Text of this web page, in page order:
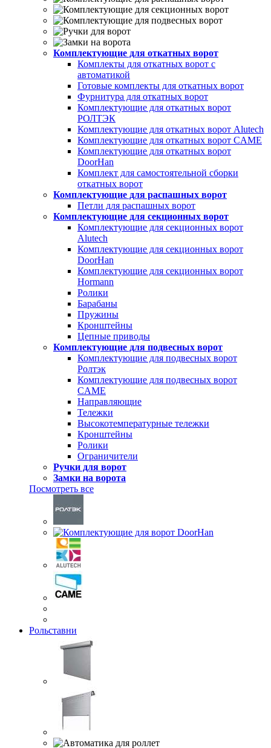
Комплектующие для откатных ворот
Комплекты для откатных ворот с
автоматикой
Готовые комплекты для откатных ворот
Фурнитура для откатных ворот
Комплектующие для откатных ворот
РОЛТЭК
Комплектующие для откатных ворот Alutech
Комплектующие для откатных ворот CAME
Комплектующие для откатных ворот
DoorHan
Комплект для самостоятельной сборки
откатных ворот
Комплектующие для распашных ворот
Петли для распашных ворот
Комплектующие для секционных ворот
Комплектующие для секционных ворот
Alutech
Комплектующие для секционных ворот
DoorHan
Комплектующие для секционных ворот
Hormann
Ролики
Барабаны
Пружины
Кронштейны
Цепные приводы
Комплектующие для подвесных ворот
Комплектующие для подвесных ворот
Ролтэк
Комплектующие для подвесных ворот
CAME
Направляющие
Тележки
Высокотемпературные тележки
Кронштейны
Ролики
Ограничители
Ручки для ворот
Замки на ворота
Посмотреть все
Рольставни